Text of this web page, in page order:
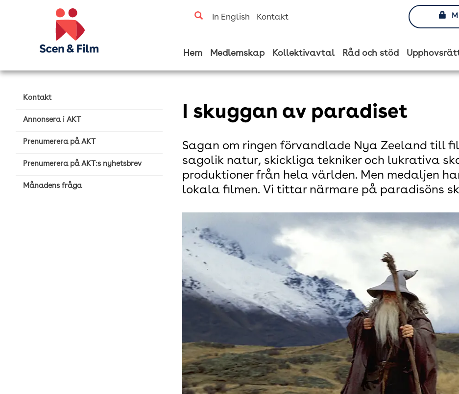
In English Kontakt
Hem Medlemskap Kollektivavtal Råd och stöd
Kontakt
Annonsera i AKT
Prenumerera på AKT
Prenumerera på AKT:s nyhetsbrev
Månadens fråga
I skuggan av paradiset
Sagan om ringen förvandlade Nya Zeeland till
sagolik natur, skickliga tekniker och lukrativa
produktioner från hela världen. Men medaljen
lokala filmen. Vi tittar närmare på paradisöns